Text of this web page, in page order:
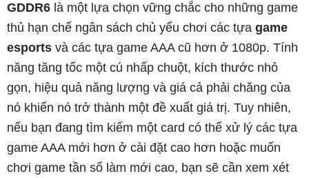
GDDR6 là một lựa chọn vững chắc cho những game
thủ hạn chế ngân sách chủ yếu chơi các tựa game
esports và các tựa game AAA cũ hơn ở 1080p. Tính
năng tăng tốc một cú nhấp chuột, kích thước nhỏ
gọn, hiệu quả năng lượng và giá cả phải chăng của
nó khiến nó trở thành một đề xuất giá trị. Tuy nhiên,
nếu bạn đang tìm kiếm một card có thể xử lý các tựa
game AAA mới hơn ở cài đặt cao hơn hoặc muốn
chơi game tần số làm mới cao, bạn sẽ cần xem xét